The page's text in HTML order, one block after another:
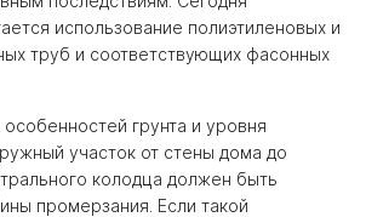
использование полиэтиленовых и
труб и соответствующих фасонных
грунта и уровня
участок от стены дома до
колодца должен быть
промерзания. Если такой